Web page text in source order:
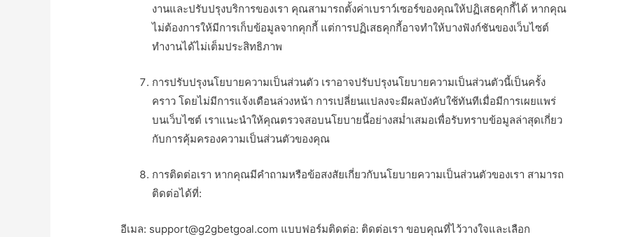
งานและปรับปรุงบริการของเรา คุณสามารถตั้งค่าเบราว์เซอร์ของคุณให้ปฏิเสธคุกกี้ได้ หากคุณ
ไม่ต้องการให้มีการเก็บข้อมูลจากคุกกี้ แต่การปฏิเสธคุกกี้อาจทำให้บางฟังก์ชันของเว็บไซต์
ทำงานได้ไม่เต็มประสิทธิภาพ
การปรับปรุงนโยบายความเป็นส่วนตัว เราอาจปรับปรุงนโยบายความเป็นส่วนตัวนี้เป็นครั้ง
คราว โดยไม่มีการแจ้งเตือนล่วงหน้า การเปลี่ยนแปลงจะมีผลบังคับใช้ทันทีเมื่อมีการเผยแพร่
บนเว็บไซต์ เราแนะนำให้คุณตรวจสอบนโยบายนี้อย่างสม่ำเสมอเพื่อรับทราบข้อมูลล่าสุดเกี่ยว
กับการคุ้มครองความเป็นส่วนตัวของคุณ
การติดต่อเรา หากคุณมีคำถามหรือข้อสงสัยเกี่ยวกับนโยบายความเป็นส่วนตัวของเรา สามารถ
ติดต่อได้ที่:
อีเมล: support@g2gbetgoal.com แบบฟอร์มติดต่อ: ติดต่อเรา ขอบคุณที่ไว้วางใจและเลือก